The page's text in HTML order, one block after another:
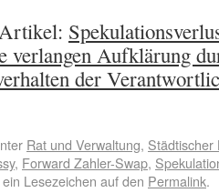
verlangen Aufklärung
der
Rat und Verwaltung, Städtischer
, Forward Zahler-Swap,
Lesezeichen auf den Permalink.